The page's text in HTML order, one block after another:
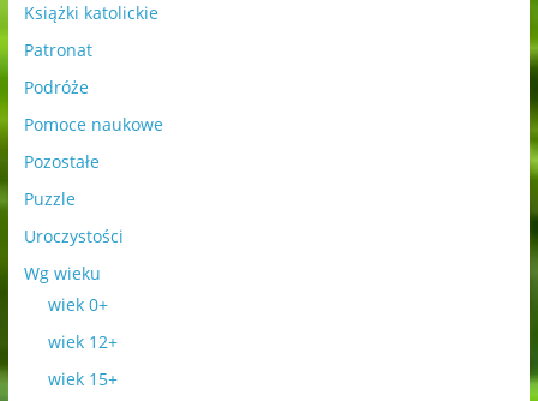
Książki katolickie
Patronat
Podróże
Pomoce naukowe
Pozostałe
Puzzle
Uroczystości
Wg wieku
wiek 0+
wiek 12+
wiek 15+